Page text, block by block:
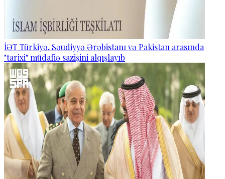
İƏT Türkiyə, Səudiyyə Ərəbistanı və Pakistan arasında
"tarixi" müdafiə sazişini alqışlayıb